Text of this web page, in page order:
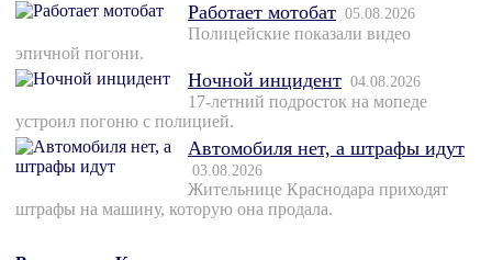
Работает мотобат 05.08.2026
Полицейские показали видео
эпичной погони.
Ночной инцидент 04.08.2026
17-летний подросток на мопеде
устроил погоню с полицией.
Автомобиля нет, а штрафы идут
03.08.2026
Жительнице Краснодара приходят
штрафы на машину, которую она продала.